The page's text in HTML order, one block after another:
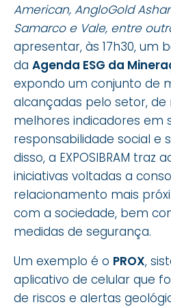
American, AngloGold
Samarco e Vale, entre
apresentar, às 17h30, um
da Agenda ESG da
expondo um conjunto de
alcançadas pelo setor,
melhores indicadores em
responsabilidade social e
disso, a EXPOSIBRAM traz
iniciativas voltadas a
relacionamento mais
com a sociedade, bem
medidas de segurança.
Um exemplo é o PROX,
aplicativo de celular que
de riscos e alertas